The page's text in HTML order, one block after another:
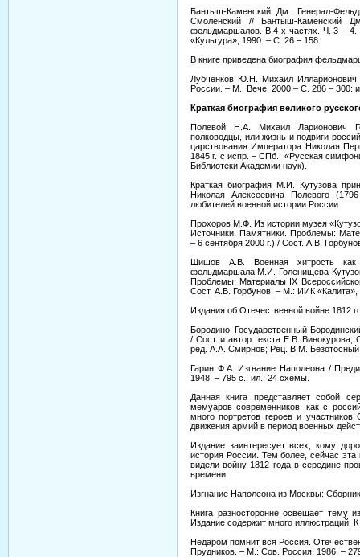
Бантыш-Каменский Дм. Генерал-
Смоленский // Бантыш-Каменский
фельдмаршалов. В 4-х частях. Ч. 3 – 4.
«Культура», 1990. – С. 26 – 158.
В книге приведена биография
Лубченков Ю.Н. Михаил
России. – М.: Вече, 2000 – С. 286 – 300:
Краткая биография великого
Полевой Н.А. Михаил Ларионович
полководцы, или жизнь и подвиги
царствования Императора Николая
1845 г. с испр. – СПб.: «Русская
Библиотеки Академии наук).
Краткая биография М.И. Кутузова
Николая Алексеевича Полевого
любителей военной истории России.
Прохоров М.Ф. Из истории музея
Источники. Памятники. Проблемы:
– 6 сентября 2000 г.) / Сост. А.В.
Шишов А.В. Военная хитрость как
фельдмаршала М.И. Голенищева-
Проблемы: Материалы IX
Сост. А.В. Горбунов. – М.: ИИК «Калита»,
Издания об Отечественной войне 1812
Бородино. Государственный
/ Сост. и автор текста Е.В.
ред. А.А. Смирнов; Рец. В.М.
Гарин Ф.А. Изгнание Наполеона /
1948. – 795 с.: ил.; 24 схемы.
Данная книга представляет собой
мемуаров современников, как с
много портретов героев и
движения армий в период военных
Издание заинтересует всех, кому
история России. Тем более, сейчас эта
видели войну 1812 года в середине
времени.
Изгнание Наполеона из Москвы:
Книга разносторонне освещает тему
Издание содержит много иллюстраций.
Недаром помнит вся Россия.
Прудников. – М.: Сов. Россия, 1986. –